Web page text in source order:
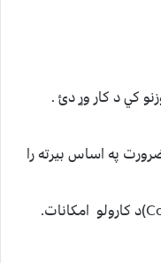
په اساس بيرته را